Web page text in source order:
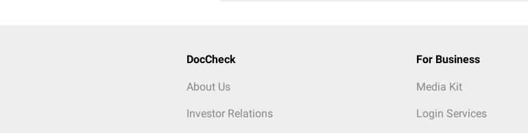
DocCheck
About Us
Investor Relations
For Business
Media Kit
Login Services